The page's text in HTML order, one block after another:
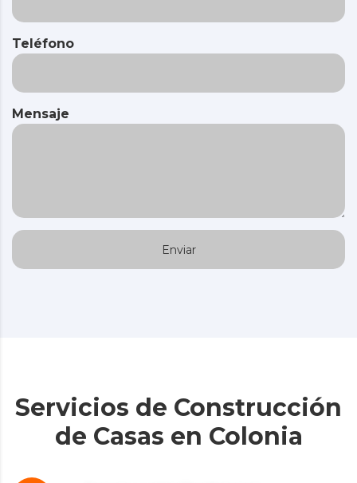
Teléfono
Mensaje
Servicios de Construcción
de Casas en Colonia